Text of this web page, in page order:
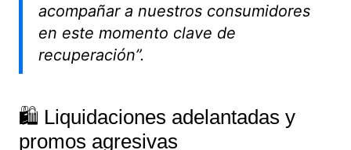
acompañar a nuestros consumidores
en este momento clave de
recuperación”.
🛍️ Liquidaciones adelantadas y
promos agresivas